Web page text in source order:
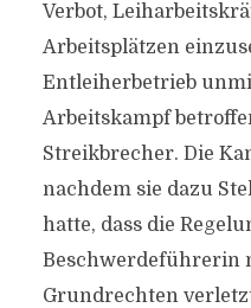
Verbot,
Arbeitsplätzen
Entleiherbetrieb
Arbeitskampf
Streikbrecher. Die
nachdem sie dazu
hatte, dass die
Beschwerdeführerin
Grundrechten